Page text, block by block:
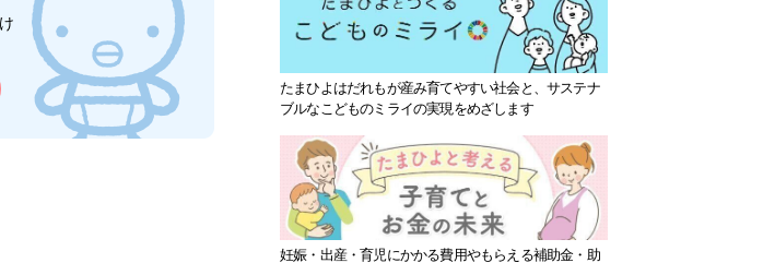
たまひよはだれもが産み育てやすい社会と、サステナ
ブルなこどものミライの実現をめざします
妊娠・出産・育児にかかる費用やもらえる補助金・助